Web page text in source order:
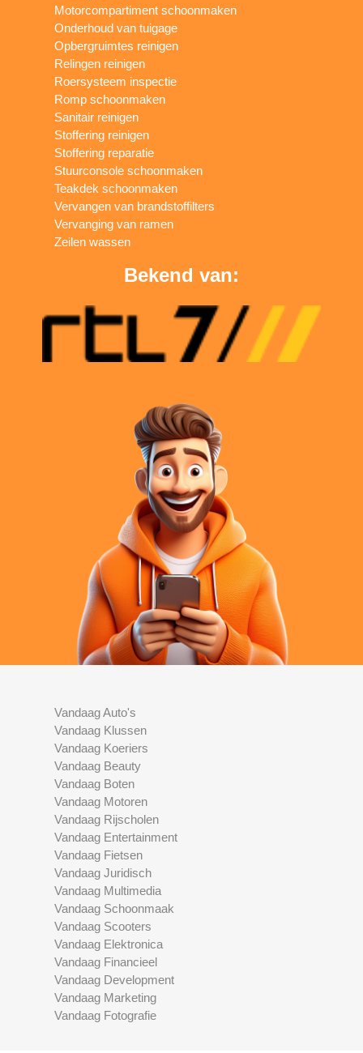
Motorcompartiment schoonmaken
Onderhoud van tuigage
Opbergruimtes reinigen
Relingen reinigen
Roersysteem inspectie
Romp schoonmaken
Sanitair reinigen
Stoffering reinigen
Stoffering reparatie
Stuurconsole schoonmaken
Teakdek schoonmaken
Vervangen van brandstoffilters
Vervanging van ramen
Zeilen wassen
Bekend van:
Vandaag Auto's
Vandaag Klussen
Vandaag Koeriers
Vandaag Beauty
Vandaag Boten
Vandaag Motoren
Vandaag Rijscholen
Vandaag Entertainment
Vandaag Fietsen
Vandaag Juridisch
Vandaag Multimedia
Vandaag Schoonmaak
Vandaag Scooters
Vandaag Elektronica
Vandaag Financieel
Vandaag Development
Vandaag Marketing
Vandaag Fotografie